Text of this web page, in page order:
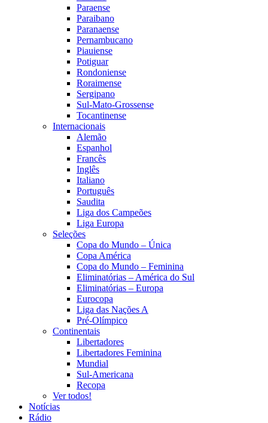
Paraense
Paraibano
Paranaense
Pernambucano
Piauiense
Potiguar
Rondoniense
Roraimense
Sergipano
Sul-Mato-Grossense
Tocantinense
Internacionais
Alemão
Espanhol
Francês
Inglês
Italiano
Português
Saudita
Liga dos Campeões
Liga Europa
Seleções
Copa do Mundo – Única
Copa América
Copa do Mundo – Feminina
Eliminatórias – América do Sul
Eliminatórias – Europa
Eurocopa
Liga das Nações A
Pré-Olímpico
Continentais
Libertadores
Libertadores Feminina
Mundial
Sul-Americana
Recopa
Ver todos!
Notícias
Rádio